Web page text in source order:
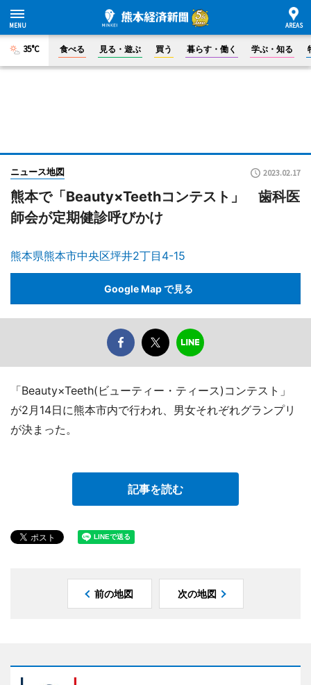
35°C 食べる 見る・遊ぶ 買う 暮らす・働く 学ぶ・知る
ニュース地図 2023.02.17
熊本で「Beauty×Teethコンテスト」 歯科医
師会が定期健診呼びかけ
熊本県熊本市中央区坪井2丁目4-15
Google Map で見る
「Beauty×Teeth(ビューティー・ティース)コンテスト」
が2月14日に熊本市内で行われ、男女それぞれグランプリ
が決まった。
記事を読む
前の地図 次の地図